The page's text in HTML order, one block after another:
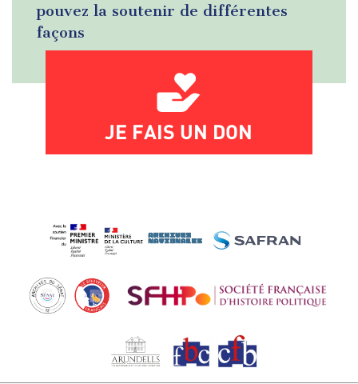
pouvez la soutenir de différentes
façons
JE FAIS UN DON